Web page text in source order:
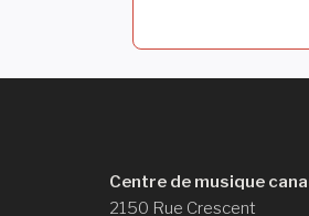
Centre de musique
2150 Rue Crescent